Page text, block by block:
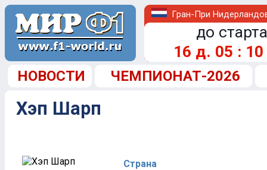
Гран-При
до
16 д. 05 : 10
НОВОСТИ ЧЕМПИОНАТ-2026
Хэп Шарп
Страна